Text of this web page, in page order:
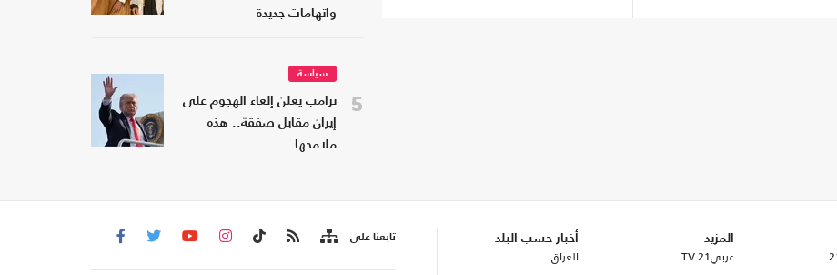
واتهامات جديدة
5
سياسة
ترامب يعلن إلغاء الهجوم على
إيران مقابل صفقة.. هذه
ملامحها
المزيد
عربي21 TV
أخبار حسب البلد
العراق
تابعنا على